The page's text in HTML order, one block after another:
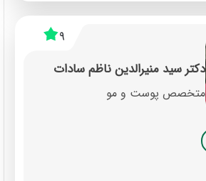
9
دکتر سید منیرالدین ناظم سادات
متخصص پوست و مو